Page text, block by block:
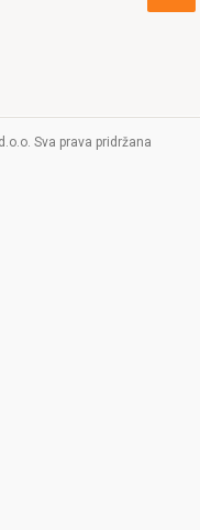
Sva prava pridržana